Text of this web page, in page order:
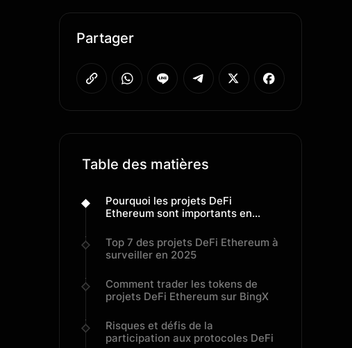
Partager
Table des matières
Pourquoi les projets DeFi
Ethereum sont importants en
Top 7 des projets DeFi Ethereum à
surveiller en 2025
Comment trader les tokens de
projets DeFi Ethereum sur BingX
Risques et défis de la
participation aux protocoles DeFi